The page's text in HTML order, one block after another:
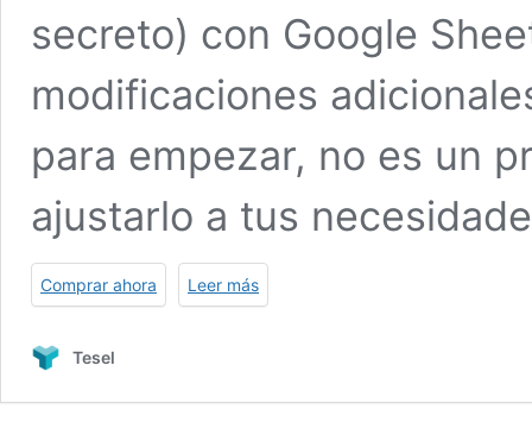
secreto) con Google
modificaciones
para empezar, no es un
ajustarlo a tus
Comprar ahora Leer más
Tesel